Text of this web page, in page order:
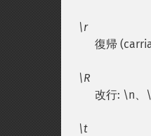
\r
復帰
\R
改行: \n、
\t